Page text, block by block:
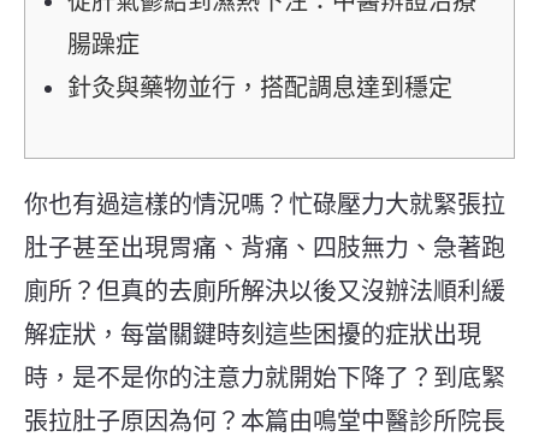
腸躁症
針灸與藥物並行，搭配調息達到穩定
你也有過這樣的情況嗎？忙碌壓力大就緊張拉
肚子甚至出現胃痛、背痛、四肢無力、急著跑
廁所？但真的去廁所解決以後又沒辦法順利緩
解症狀，每當關鍵時刻這些困擾的症狀出現
時，是不是你的注意力就開始下降了？到底緊
張拉肚子原因為何？本篇由鳴堂中醫診所院長